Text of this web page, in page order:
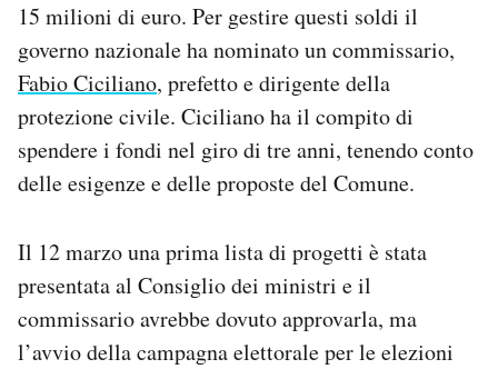
15 milioni di euro. Per gestire questi soldi il
governo nazionale ha nominato un commissario,
Fabio Ciciliano, prefetto e dirigente della
protezione civile. Ciciliano ha il compito di
spendere i fondi nel giro di tre anni, tenendo conto
delle esigenze e delle proposte del Comune.
Il 12 marzo una prima lista di progetti è stata
presentata al Consiglio dei ministri e il
commissario avrebbe dovuto approvarla, ma
l’avvio della campagna elettorale per le elezioni